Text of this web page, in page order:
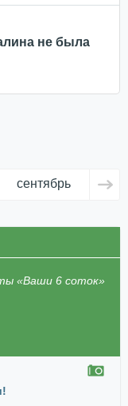
не была
сентябрь
«Ваши 6 соток»